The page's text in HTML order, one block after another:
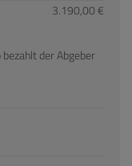
3.190,00 €
der Abgeber